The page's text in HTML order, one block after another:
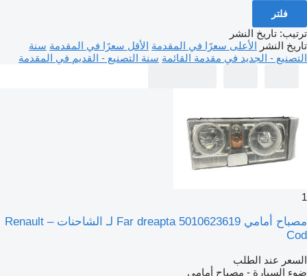
فلتر
: تاريخ النشر
النشر الأعلى سعرًا في المقدمة الأقل سعرًا في المقدمة سنة
- الجديد في مقدمة القائمة سنة التصنيع - القديم في المقدمة
مصباح أمامي Far dreapta 5010623619 لـ الشاحنات Renault –
عند الطلب
السيارة - مصباح أمامي